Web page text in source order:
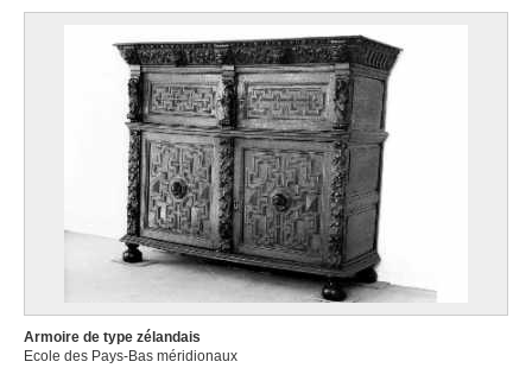
Armoire de type zélandais
Ecole des Pays-Bas méridionaux